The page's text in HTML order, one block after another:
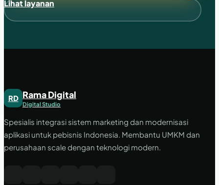
Lihat layanan
RD Rama Digital
Digital Studio
Spesialis integrasi sistem marketing dan modernisasi
aplikasi untuk pebisnis Indonesia. Membantu UMKM dan
perusahaan scale dengan teknologi modern.